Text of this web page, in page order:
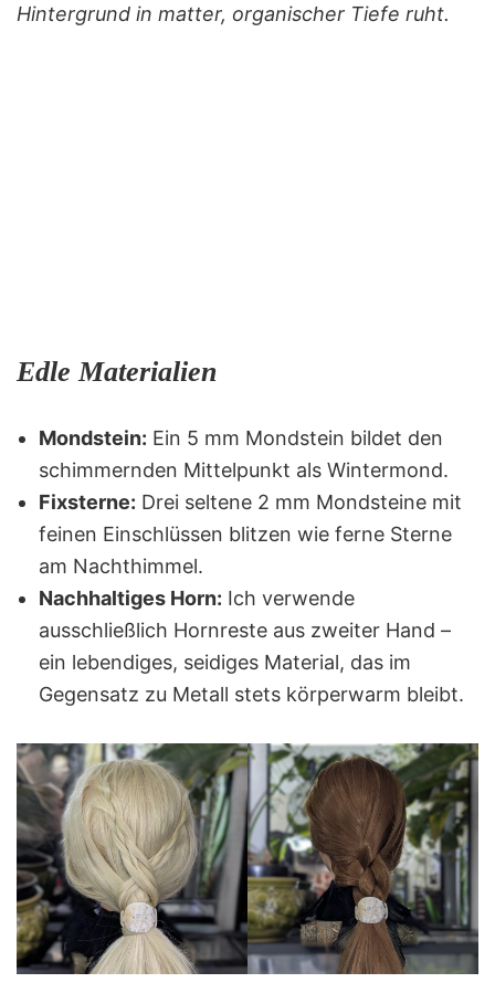
Hintergrund in matter, organischer Tiefe ruht.
Edle Materialien
Mondstein: Ein 5 mm Mondstein bildet den
schimmernden Mittelpunkt als Wintermond.
Fixsterne: Drei seltene 2 mm Mondsteine mit
feinen Einschlüssen blitzen wie ferne Sterne
am Nachthimmel.
Nachhaltiges Horn: Ich verwende
ausschließlich Hornreste aus zweiter Hand –
ein lebendiges, seidiges Material, das im
Gegensatz zu Metall stets körperwarm bleibt.